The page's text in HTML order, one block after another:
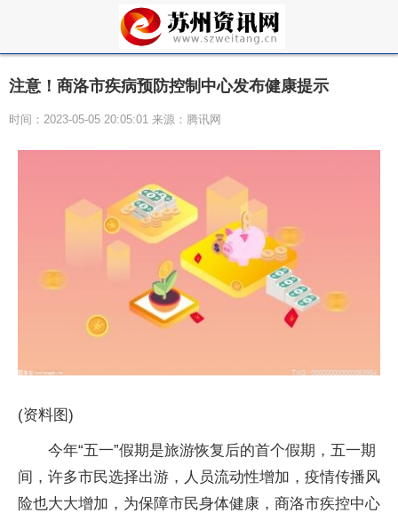
注意！商洛市疾病预防控制中心发布健康提示
时间：2023-05-05 20:05:01 来源：腾讯网
(资料图)
今年“五一”假期是旅游恢复后的首个假期，五一期
间，许多市民选择出游，人员流动性增加，疫情传播风
险也大大增加，为保障市民身体健康，商洛市疾控中心